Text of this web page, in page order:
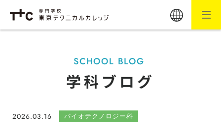
SCHOOL BLOG
学科ブログ
2026.03.16 バイオテクノロジー科